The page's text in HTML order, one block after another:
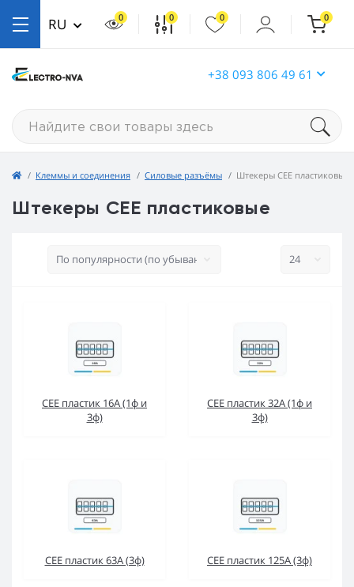
+38 093 806 49 61
RU 0 0 0 0
Клеммы и соединения Силовые разъёмы Штекеры CEE пластиковые
Штекеры CEE пластиковые
CEE пластик 16А (1ф и
3ф)
CEE пластик 32А (1ф и
3ф)
CEE пластик 63А (3ф) CEE пластик 125А (3ф)